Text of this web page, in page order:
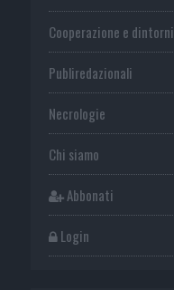
Cooperazione e dintorni
Publiredazionali
Necrologie
Chi siamo
Abbonati
Login